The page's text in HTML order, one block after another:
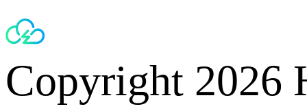
Copyright 2026